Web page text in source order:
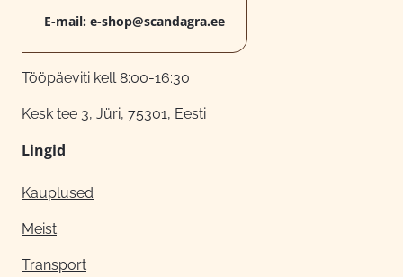
E-mail: e-shop@scandagra.ee
Tööpäeviti kell 8:00-16:30
Kesk tee 3, Jüri, 75301, Eesti
Lingid
Kauplused
Meist
Transport